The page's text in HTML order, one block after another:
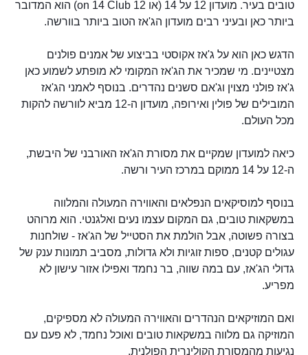
טובים בעיר. מועדון 12 על 14 (או 12 on 14 Club) הוא המדובר
ביותר כאן ובעיני רבים מועדון הג'אז הטוב ביותר בוורשה.
הדגש כאן הוא על ג'אז אקוסטי בביצוע של אמנים פולנים
מצטיינים. מי שמכיר את הג'אז המקומי לא מופתע לשמוע כאן
ג'אז פולני מצוין וג'אם סשנים נהדרים. בנוסף לאמני הג'אז
המובילים של פולין ואירופה, מועדון ה-12 מביא לוורשה להקות
מכל העולם.
כיאה למועדון שמקיים את מסורת ​​הג'אז האורבני של היבשת,
ה-12 על 14 ממוקם במרכז העיר ורשה.
בנוסף למוסיקאים הנפלאים והאווירה המעולה והמלווה
במשקאות טובים, גם המקום עצמו נעים ואלגנטי. הוא מרוהט
בצורה פשוטה, אבל הולמת את הסטייל של הג'אז - שולחנות
עגולים קטנים, ספות זוגיות ולא גדולות, מסביב תמונות ענק של
גדולי הג'אז, עם במה שווה, בר נחמד ואפילו אזור עישון לא
מפריע.
ואם המוזיקאים הנהדרים והאווירה המעולה לא מספיקים,
המוזיקה גם מלווה במשקאות טובים ואוכל נחמד, לא פעם עם
נגיעות מהמסורת הקולינרית הפולנית.